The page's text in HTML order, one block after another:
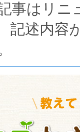
事はリ
記述内容